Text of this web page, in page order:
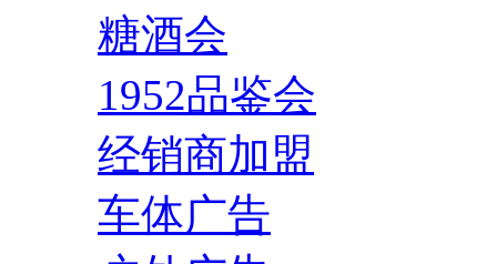
糖酒会
1952品鉴会
经销商加盟
车体广告